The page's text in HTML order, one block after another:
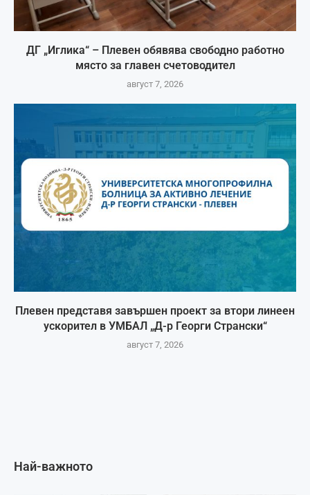
ДГ „Иглика“ – Плевен обявява свободно работно
място за главен счетоводител
август 7, 2026
Плевен представя завършен проект за втори линеен
ускорител в УМБАЛ „Д-р Георги Странски“
август 7, 2026
Най-важното